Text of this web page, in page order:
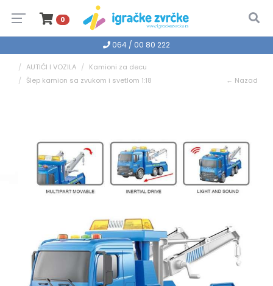
0
064 / 00 80 222
AUTIĆI I VOZILA
Kamioni za decu
Šlep kamion sa zvukom i svetlom 1:18
← Nazad